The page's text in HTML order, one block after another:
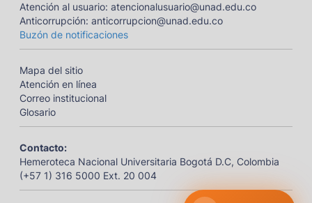
Atención al usuario: atencionalusuario@unad.edu.co
Anticorrupción: anticorrupcion@unad.edu.co
Buzón de notificaciones
Mapa del sitio
Atención en línea
Correo institucional
Glosario
Contacto:
Hemeroteca Nacional Universitaria Bogotá D.C, Colombia
(+57 1) 316 5000 Ext. 20 004